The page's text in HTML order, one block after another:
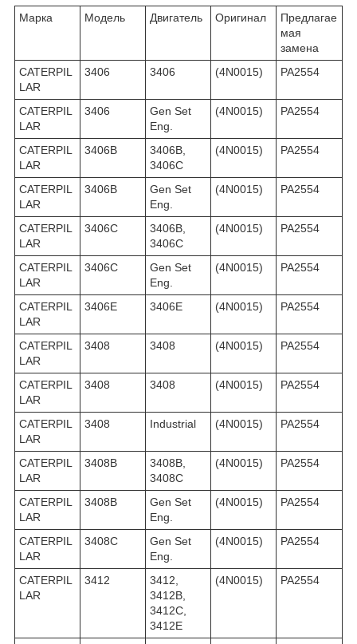
Марка Модель Двигатель Оригинал
Предлагае
мая
замена
CATERPIL
LAR
3406 3406 (4N0015) PA2554
CATERPIL
LAR
3406
Gen Set
Eng.
(4N0015) PA2554
CATERPIL
LAR
3406B
3406B,
3406C
(4N0015) PA2554
CATERPIL
LAR
3406B
Gen Set
Eng.
(4N0015) PA2554
CATERPIL
LAR
3406C
3406B,
3406C
(4N0015) PA2554
CATERPIL
LAR
3406C
Gen Set
Eng.
(4N0015) PA2554
CATERPIL
LAR
3406E 3406E (4N0015) PA2554
CATERPIL
LAR
3408 3408 (4N0015) PA2554
CATERPIL
LAR
3408 3408 (4N0015) PA2554
CATERPIL
LAR
3408 Industrial (4N0015) PA2554
CATERPIL
LAR
3408B
3408B,
3408C
(4N0015) PA2554
CATERPIL
LAR
3408B
Gen Set
Eng.
(4N0015) PA2554
CATERPIL
LAR
3408C
Gen Set
Eng.
(4N0015) PA2554
CATERPIL
LAR
3412
3412,
3412B,
3412C,
3412E
(4N0015) PA2554